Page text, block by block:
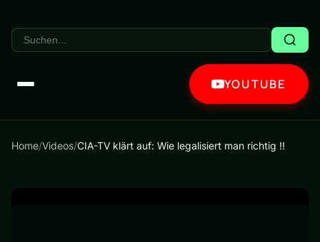
YOUTUBE
Home/Videos/CIA-TV klärt auf: Wie legalisiert man richtig !!